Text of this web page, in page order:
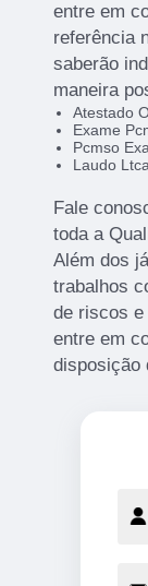
entre em
referência
saberão
maneira
Atestado
Exame
Pcmso
Laudo
Fale
toda a
Além dos
trabalhos
de riscos e
entre em
disposição